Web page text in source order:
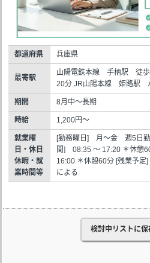
都道府県 兵庫県
最寄駅
山陽電鉄本線 手柄駅 徒
20分 JR山陽本線 姫路駅
期間 8月中～長期
時給 1,200円～
就業曜
日・休日
休暇・就
業時間等
[勤務曜日] 月～金 週5日
間] 08:35 ～ 17:20 ＊休憩
16:00 ＊休憩60分 [残業予
による
検討中リストに保